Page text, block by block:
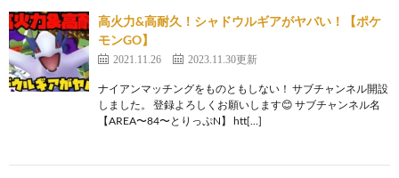
高火力&高耐久！シャドウルギアがヤバい！【ポケ
モンGO】
2021.11.26 2023.11.30更新
ナイアンマッチングをものともしない！ サブチャンネル開設
しました。 登録よろしくお願いします😊 サブチャンネル名
【AREA〜84〜とりっぷN】 htt[…]